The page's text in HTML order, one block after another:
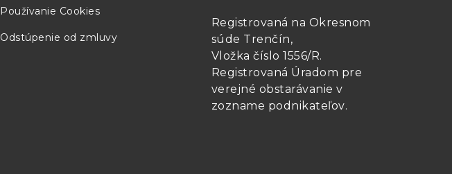
Používanie Cookies
Odstúpenie od zmluvy
Registrovaná na Okresnom
súde Trenčín,
Vložka číslo 1556/R.
Registrovaná Úradom pre
verejné obstarávanie v
zozname podnikateľov.